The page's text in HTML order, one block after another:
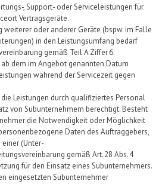
, Support- oder Serviceleistungenfür
Vertragsgeräte.
weiterer oder anderer Geräte (bspw. im Falle
in den Leistungsumfang bedarf
gemäß Teil AZiffer6.
dem im Angebot genannten Datum
während der Servicezeit gegen
Leistungen durch qualifiziertes Personal
von Subunternehmern berechtigt. Besteht
die Notwendigkeit oder Möglichkeit
Daten des Auftraggebers,
(Unter-
gemäß Art. 28 Abs. 4
für den Einsatz eines Subunternehmers.
eingesetzten Subunternehmer